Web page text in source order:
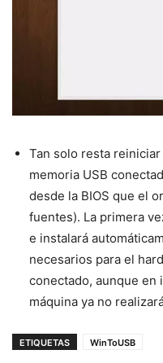
Tan solo resta
memoria USB
desde la BIOS que el
fuentes). La primera
e instalará
necesarios para el
conectado, aunque
máquina ya no
ETIQUETAS WinToUSB